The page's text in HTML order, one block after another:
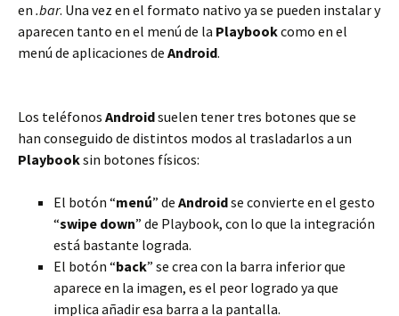
en .bar. Una vez en el formato nativo ya se pueden instalar y
aparecen tanto en el menú de la Playbookcomo en el
menú de aplicaciones de Android.
Los teléfonos Androidsuelen tener tres botones que se
han conseguido de distintos modos al trasladarlos a un
Playbooksin botones físicos:
El botón “menú” de Androidse convierte en el gesto
“swipe down” de Playbook, con lo que la integración
está bastante lograda.
El botón “back” se crea con la barra inferior que
aparece en la imagen, es el peor logrado ya que
implica añadir esa barra a la pantalla.